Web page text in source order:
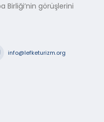
Birliği’nin görüşlerini
info@lefketurizm.org